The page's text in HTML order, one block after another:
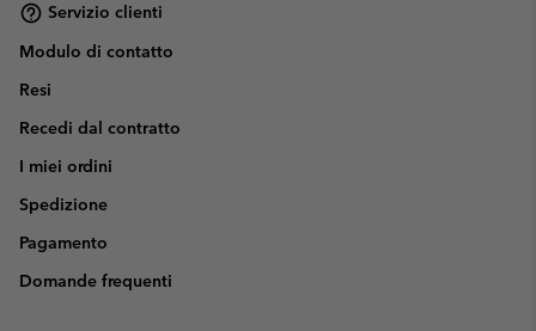
Servizio clienti
Modulo di contatto
Resi
Recedi dal contratto
I miei ordini
Spedizione
Pagamento
Domande frequenti